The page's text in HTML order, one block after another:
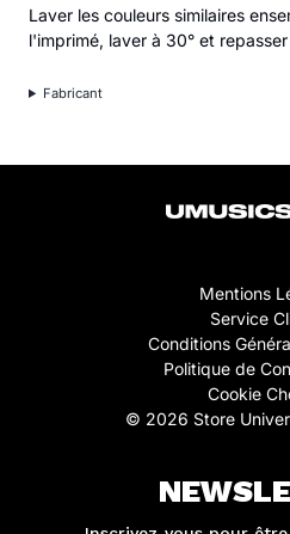
Laver les couleurs similaires
l'imprimé, laver à 30° et
Fabricant
Mentions
Service
Conditions
Politique de
Cookie
© 2026 Store